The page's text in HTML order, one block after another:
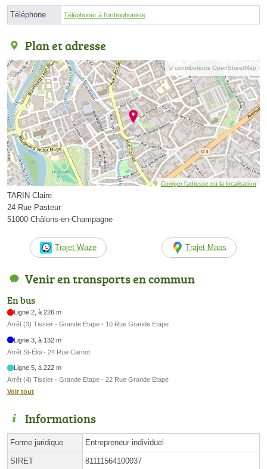
Téléphone Téléphoner à l'orthophoniste
Plan et adresse
© contributeurs OpenStreetMap
Corriger l’adresse ou la localisation
TARIN Claire
24 Rue Pasteur
51000 Châlons-en-Champagne
Trajet Waze Trajet Maps
Venir en transports en commun
En bus
Ligne 2, à 226 m
Arrêt (3) Tissier - Grande Etape - 10 Rue Grande Etape
Ligne 3, à 132 m
Arrêt St-Éloi - 24 Rue Carnot
Ligne 5, à 222 m
Arrêt (4) Tissier - Grande Etape - 22 Rue Grande Etape
Voir tout
Informations
Forme juridique Entrepreneur individuel
SIRET 81111564100037